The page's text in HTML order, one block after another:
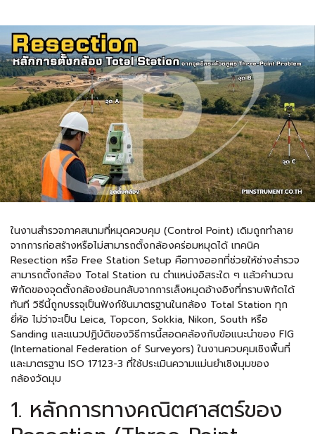
ในงานสำรวจภาคสนามที่หมุดควบคุม (Control Point) เดิมถูกทำลาย
จากการก่อสร้างหรือไม่สามารถตั้งกล้องคร่อมหมุดได้ เทคนิค
Resection หรือ Free Station Setup คือทางออกที่ช่วยให้ช่างสำรวจ
สามารถตั้งกล้อง Total Station ณ ตำแหน่งอิสระใด ๆ แล้วคำนวณ
พิกัดของจุดตั้งกล้องย้อนกลับจากการเล็งหมุดอ้างอิงที่ทราบพิกัดได้
ทันที วิธีนี้ถูกบรรจุเป็นฟังก์ชันมาตรฐานในกล้อง Total Station ทุก
ยี่ห้อ ไม่ว่าจะเป็น Leica, Topcon, Sokkia, Nikon, South หรือ
Sanding และแนวปฏิบัติของวิธีการนี้สอดคล้องกับข้อแนะนำของ FIG
(International Federation of Surveyors) ในงานควบคุมเชิงพื้นที่
และมาตรฐาน ISO 17123-3 ที่ใช้ประเมินความแม่นยำเชิงมุมของ
กล้องวัดมุม
1. หลักการทางคณิตศาสตร์ของ